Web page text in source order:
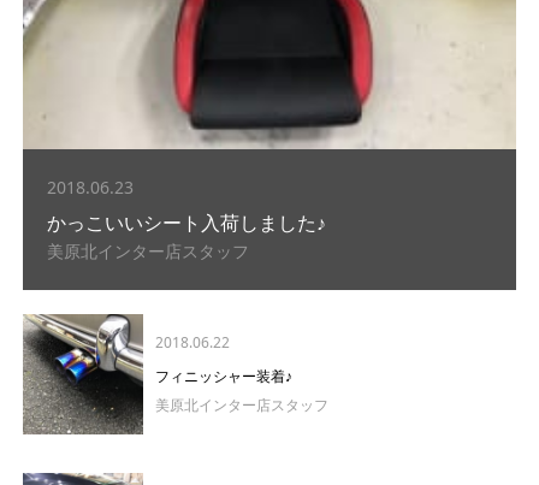
2018.06.23
かっこいいシート入荷しました♪
美原北インター店スタッフ
2018.06.22
フィニッシャー装着♪
美原北インター店スタッフ